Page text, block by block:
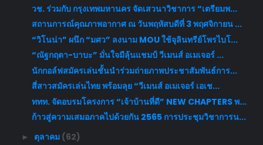
วช. ร่วมกับ กรุงเทพมหานคร จัดเสวนาวิชาการ “เตรียมพ...
สถานการณ์คุณภาพอากาศ ณ วันพฤหัสบดีที่ 3 พฤศจิกายน ...
“วิโนน่า” ผนึก “มศว” ลงนาม MOU ใช้จุลินทรีย์โพรไบโ...
“ณัฐกฤตา-บาบะ” มั่นใจมีลุ้นแชมป์ วีเมนส์ อเมเจอร์ ...
นักกอล์ฟสมัครเล่นชั้นนำร่วมถ่ายภาพประชาสัมพันธ์การ...
สี่สาวสมัครเล่นไทย พร้อมลุย “วีเมนส์ อเมเจอร์ เอเช...
ททท. จัดอบรมโครงการ “เจ้าบ้านที่ดี” NEW CHAPTERS พ...
ก้าวสู่ความเสมอภาคไปด้วยกัน 2565 การประชุมวิชาการน...
► ตุลาคม (62)